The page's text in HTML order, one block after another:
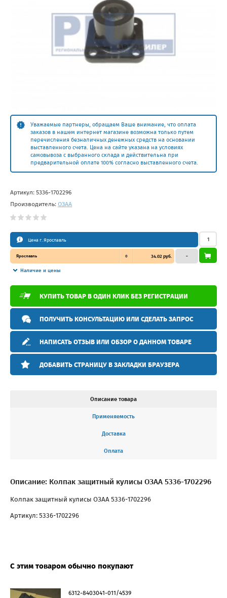
Уважаемые партнеры, обращаем Ваше внимание, что оплата
заказов в нашем интернет магазине возможна только путем
перечисления безналичных денежных средств на основании
выставленного счета. Цена на сайте указана на условиях
самовывоза с выбранного склада и действительна при
предварительной оплате 100% согласно выставленного счета.
Артикул: 5336-1702296
Производитель: ОЗАА
Цена г. Ярославль
Ярославль 0 34.02 руб.
Наличие и цены
–
КУПИТЬ ТОВАР В ОДИН КЛИК БЕЗ РЕГИСТРАЦИИ
ПОЛУЧИТЬ КОНСУЛЬТАЦИЮ ИЛИ СДЕЛАТЬ ЗАПРОС
НАПИСАТЬ ОТЗЫВ ИЛИ ОБЗОР О ДАННОМ ТОВАРЕ
ДОБАВИТЬ СТРАНИЦУ В ЗАКЛАДКИ БРАУЗЕРА
Описание товара
Применяемость
Доставка
Оплата
Описание: Колпак защитный кулисы ОЗАА 5336-1702296
Колпак защитный кулисы ОЗАА 5336-1702296
Артикул: 5336-1702296
С этим товаром обычно покупают
6312-8403041-011/4539